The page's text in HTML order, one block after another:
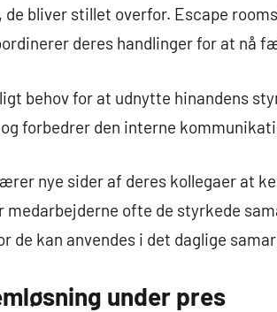
de bliver stillet overfor. Escape
deres handlinger for at nå
behov for at udnytte hinandens
forbedrer den interne
nye sider af deres kollegaer at
medarbejderne ofte de styrkede
de kan anvendes i det daglige
under pres